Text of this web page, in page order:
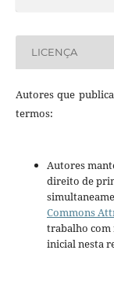
LICENÇA
Autores que
termos:
Autores
direito de
Commons
trabalho com
inicial nesta